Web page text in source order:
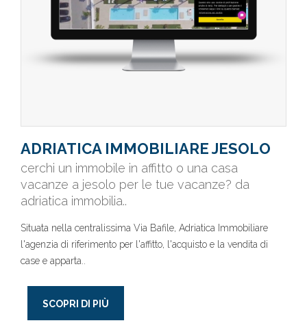
ADRIATICA IMMOBILIARE JESOLO
cerchi un immobile in affitto o una casa
vacanze a jesolo per le tue vacanze? da
adriatica immobilia..
Situata nella centralissima Via Bafile, Adriatica Immobiliare
l'agenzia di riferimento per l'affitto, l'acquisto e la vendita di
case e apparta..
SCOPRI DI PIÙ